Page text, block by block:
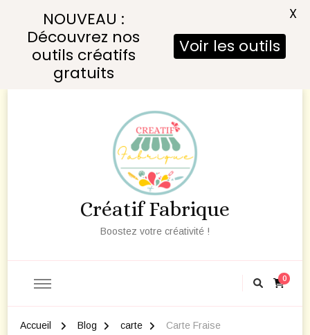
Créatif Fabrique
Boostez votre créativité !
0
Accueil Blog carte Carte Fraise
NOUVEAU :
Découvrez nos
outils créatifs
gratuits
Voir les outils
X